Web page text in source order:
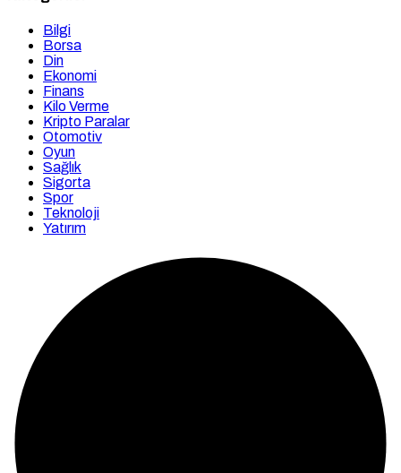
Bilgi
Borsa
Din
Ekonomi
Finans
Kilo Verme
Kripto Paralar
Otomotiv
Oyun
Sağlık
Sigorta
Spor
Teknoloji
Yatırım